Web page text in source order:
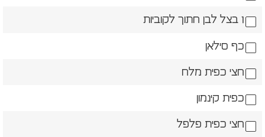
1 בצל לבן חתוך לקוביות
כף סילאן
חצי כפית מלח
כפית קינמון
חצי כפית פלפל